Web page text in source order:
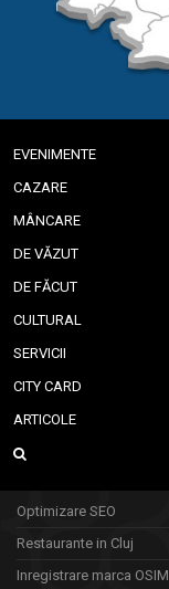
EVENIMENTE
CAZARE
MÂNCARE
DE VĂZUT
DE FĂCUT
CULTURAL
SERVICII
CITY CARD
ARTICOLE
Optimizare SEO
Restaurante in Cluj
Inregistrare marca OSIM